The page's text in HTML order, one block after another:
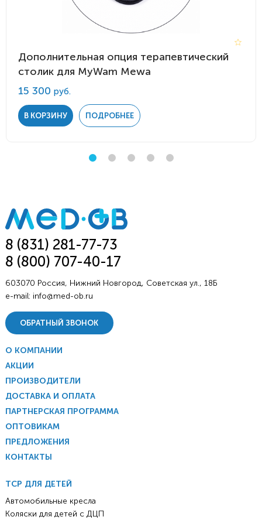
Дополнительная опция терапевтический
столик для MyWam Mewa
15 300 руб.
В КОРЗИНУ ПОДРОБНЕЕ
8 (831) 281-77-73
8 (800) 707-40-17
603070 Россия, Нижний Новгород, Советская ул., 18Б
e-mail: info@med-ob.ru
ОБРАТНЫЙ ЗВОНОК
О КОМПАНИИ
АКЦИИ
ПРОИЗВОДИТЕЛИ
ДОСТАВКА И ОПЛАТА
ПАРТНЕРСКАЯ ПРОГРАММА
ОПТОВИКАМ
ПРЕДЛОЖЕНИЯ
КОНТАКТЫ
ТСР ДЛЯ ДЕТЕЙ
Автомобильные кресла
Коляски для детей с ДЦП